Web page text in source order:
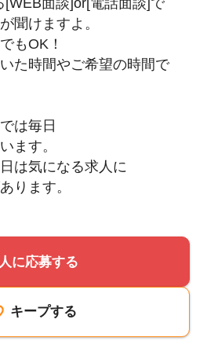
[WEB面談]or[電話面談]で
聞けますよ。
もOK！
た時間やご希望の時間で
は毎日
ます。
は気になる求人に
ります。
に応募する
キープする